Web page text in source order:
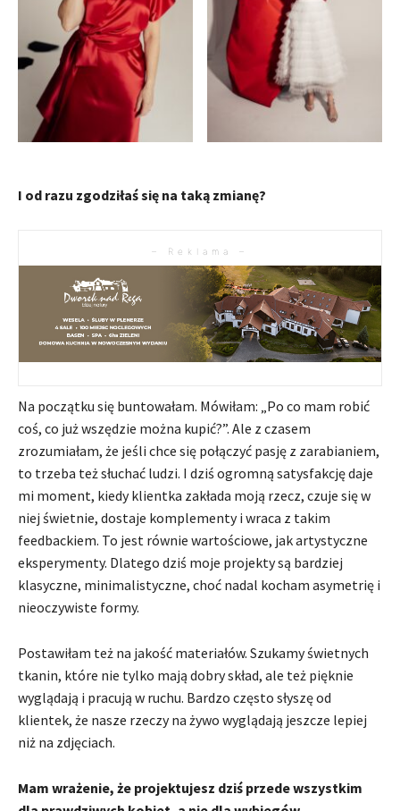
I od razu zgodziłaś się na taką zmianę?
– Reklama –
Na początku się buntowałam. Mówiłam: „Po co mam robić
coś, co już wszędzie można kupić?”. Ale z czasem
zrozumiałam, że jeśli chce się połączyć pasję z zarabianiem,
to trzeba też słuchać ludzi. I dziś ogromną satysfakcję daje
mi moment, kiedy klientka zakłada moją rzecz, czuje się w
niej świetnie, dostaje komplementy i wraca z takim
feedbackiem. To jest równie wartościowe, jak artystyczne
eksperymenty. Dlatego dziś moje projekty są bardziej
klasyczne, minimalistyczne, choć nadal kocham asymetrię i
nieoczywiste formy.
Postawiłam też na jakość materiałów. Szukamy świetnych
tkanin, które nie tylko mają dobry skład, ale też pięknie
wyglądają i pracują w ruchu. Bardzo często słyszę od
klientek, że nasze rzeczy na żywo wyglądają jeszcze lepiej
niż na zdjęciach.
Mam wrażenie, że projektujesz dziś przede wszystkim